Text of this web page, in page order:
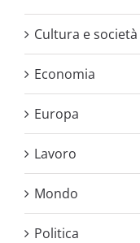
Cultura e società
Economia
Europa
Lavoro
Mondo
Politica